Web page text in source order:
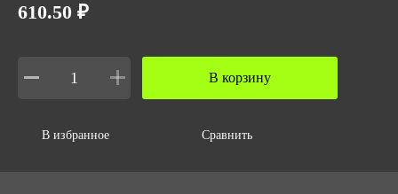
0.00045
610.50 ₽
В корзину
В избранное Сравнить